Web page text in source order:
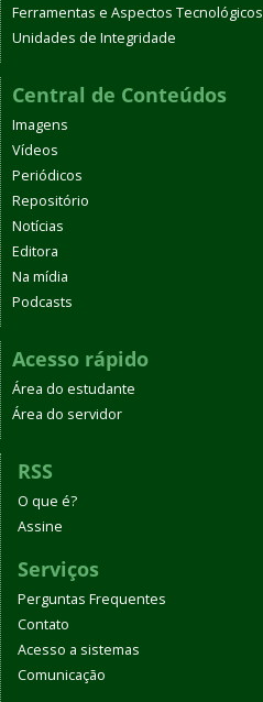
Ferramentas e Aspectos Tecnológicos
Unidades de Integridade
Central de Conteúdos
Imagens
Vídeos
Periódicos
Repositório
Notícias
Editora
Na mídia
Podcasts
Acesso rápido
Área do estudante
Área do servidor
RSS
O que é?
Assine
Serviços
Perguntas Frequentes
Contato
Acesso a sistemas
Comunicação